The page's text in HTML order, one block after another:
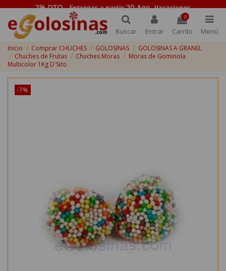
Buscar Entrar
0
Carrito Menú
Inicio Comprar CHUCHES GOLOSINAS
GOLOSINAS A GRANEL
Chuches de Frutas
Chuches Moras
Moras de Gominola
Multicolor 1Kg D'Sito
-7%